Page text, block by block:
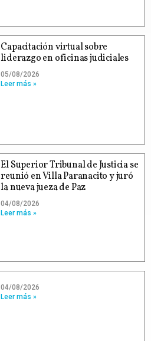
Capacitación virtual sobre
liderazgo en oficinas judiciales
05/08/2026
Leer más »
El Superior Tribunal de Justicia se
reunió en Villa Paranacito y juró
la nueva jueza de Paz
04/08/2026
Leer más »
04/08/2026
Leer más »